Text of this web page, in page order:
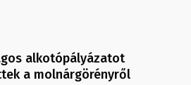
alkotópályázatot
a molnárgörényről